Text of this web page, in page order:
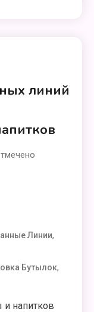
линий
Линии,
Бутылок,
напитков